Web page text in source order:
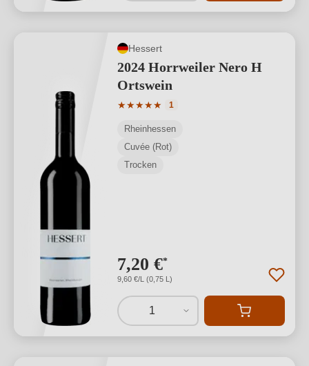
Hessert
2024 Horrweiler Nero H
Ortswein
★★★★★
Durchschnittliche Bewertung von 5
1
Rheinhessen
Cuvée (Rot)
Trocken
7,20 €*
9,60 €/L (0,75 L)
1